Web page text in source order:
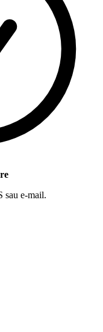
sau e-mail.